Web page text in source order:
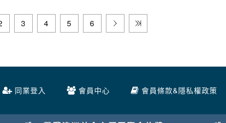
3 4 5 6
同業登入 會員中心 會員條款&隱私權政策